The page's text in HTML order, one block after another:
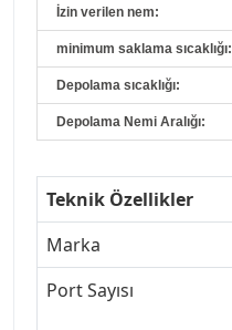
İzin verilen nem:
minimum saklama sıcaklığı:
Depolama sıcaklığı:
Depolama Nemi Aralığı:
Teknik Özellikler
Marka
Port Sayısı